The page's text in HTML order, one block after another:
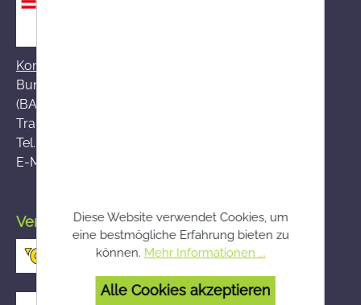
Kontakt zum BASG
Bundesamt für Sicherheit im Gesundheitswesen
(BASG), AGES-Medizinmarktaufsicht (AGES MEA)
Traisengasse 5, A-1200 Wien
Tel.:
E-Mail:
Versand durch die österreichische Post
Diese Website verwendet Cookies, um
eine bestmögliche Erfahrung bieten zu
können. Mehr Informationen ...
Alle Cookies akzeptieren